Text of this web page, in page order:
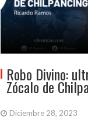
Robo Divino:
Zócalo de
Diciembre 28, 2023